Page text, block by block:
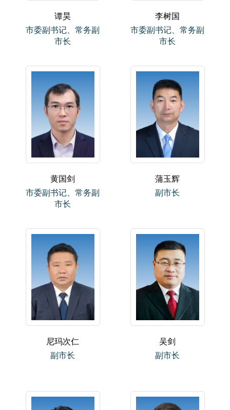
谭昊
市委副书记、常务副
市长
李树国
市委副书记、常务副
市长
黄国剑
市委副书记、常务副
市长
蒲玉辉
副市长
尼玛次仁
副市长
吴剑
副市长